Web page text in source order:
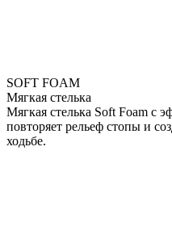
SOFT FOAM
Мягкая стелька
Мягкая стелька Soft Foam с
повторяет рельеф стопы и
ходьбе.